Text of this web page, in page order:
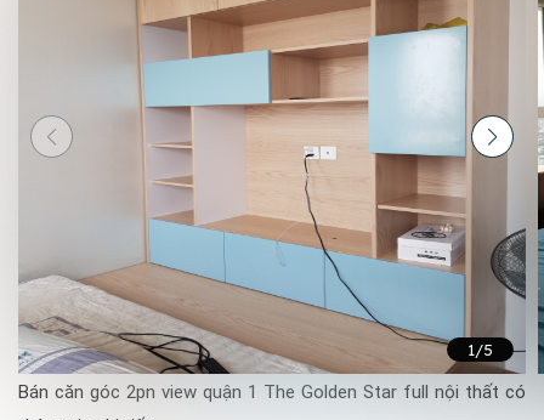
1/5
Bán căn góc 2pn view quận 1 The Golden Star full nội thất có